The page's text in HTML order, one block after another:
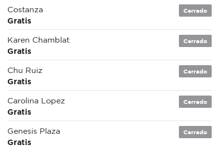
Costanza
Gratis
Cerrado
Karen Chamblat
Gratis
Cerrado
Chu Ruiz
Gratis
Cerrado
Carolina Lopez
Gratis
Cerrado
Genesis Plaza
Gratis
Cerrado